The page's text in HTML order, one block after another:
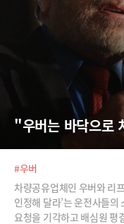
"우버는 바닥으로
#우버
차량공유업체인 우버와 리
인정해 달라’는 운전사들
요청을 기각하고 배심원 평